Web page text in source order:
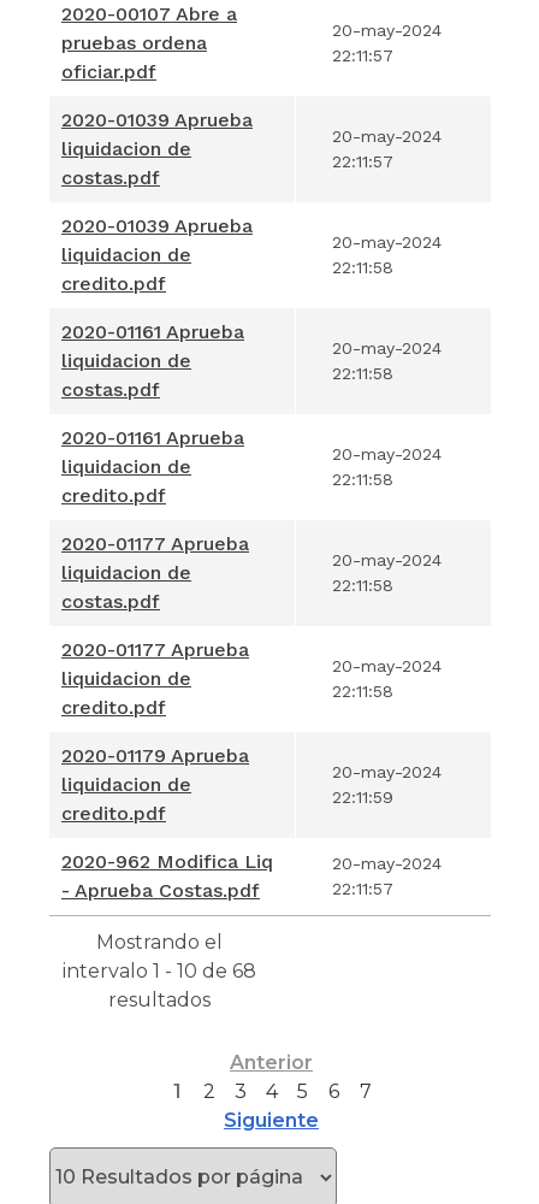
2020-00107 Abre a
pruebas ordena
oficiar.pdf
20-may-2024
22:11:57
2020-01039 Aprueba
liquidacion de
costas.pdf
20-may-2024
22:11:57
2020-01039 Aprueba
liquidacion de
credito.pdf
20-may-2024
22:11:58
2020-01161 Aprueba
liquidacion de
costas.pdf
20-may-2024
22:11:58
2020-01161 Aprueba
liquidacion de
credito.pdf
20-may-2024
22:11:58
2020-01177 Aprueba
liquidacion de
costas.pdf
20-may-2024
22:11:58
2020-01177 Aprueba
liquidacion de
credito.pdf
20-may-2024
22:11:58
2020-01179 Aprueba
liquidacion de
credito.pdf
20-may-2024
22:11:59
2020-962 Modifica Liq
- Aprueba Costas.pdf
20-may-2024
22:11:57
Mostrando el
intervalo 1 - 10 de 68
resultados
Anterior
1
2 3 4 5 6
7
Siguiente